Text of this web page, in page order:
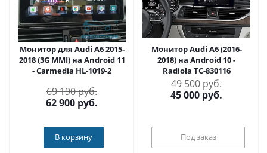
Монитор для Audi A6 2015-
2018 (3G MMI) на Android 11
- Carmedia HL-1019-2
69 190 руб.
62 900 руб.
В корзину
Монитор Audi A6 (2016-
2018) на Android 10 -
Radiola TC-830116
49 500 руб.
45 000 руб.
Под заказ